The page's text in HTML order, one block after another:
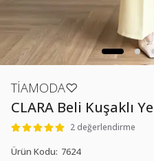
TİAMODA♡
CLARA Beli Kuşaklı
2 değerlendirme
Ürün Kodu: 7624